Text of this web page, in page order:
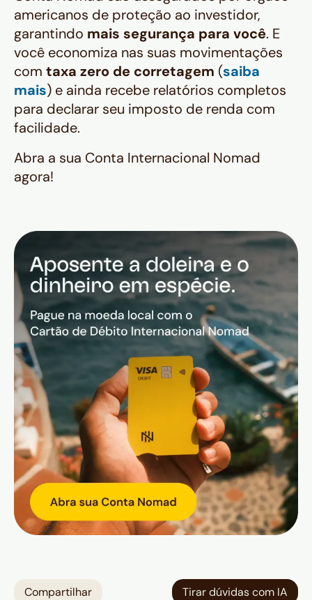
americanos de proteção ao investidor,
garantindo mais segurança para você. E
você economiza nas suas movimentações
com taxa zero de corretagem (saiba
mais) e ainda recebe relatórios completos
para declarar seu imposto de renda com
facilidade.
Abra a sua Conta Internacional Nomad
agora!
Compartilhar Tirar dúvidas com IA